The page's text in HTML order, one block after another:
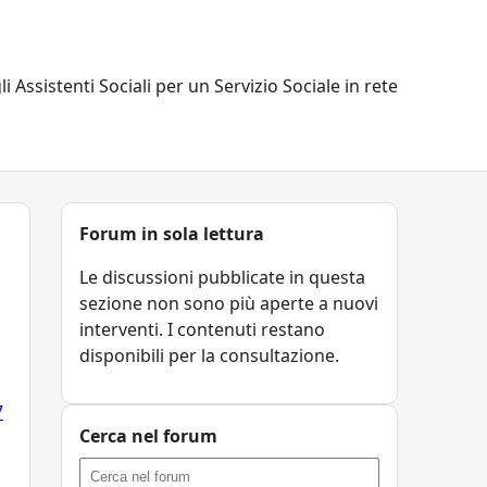
Assistenti Sociali per un Servizio Sociale in rete
Forum in sola lettura
Le discussioni pubblicate in questa
sezione non sono più aperte a nuovi
interventi. I contenuti restano
disponibili per la consultazione.
Cerca nel forum